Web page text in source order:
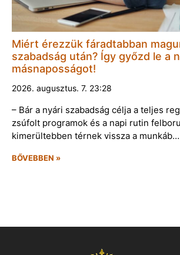
Miért érezzük fáradtabban
szabadság után? Így győzd le a
másnaposságot!
2026. augusztus. 7. 23:28
– Bár a nyári szabadság célja a teljes
zsúfolt programok és a napi rutin
kimerültebben térnek vissza a munkáb…
BŐVEBBEN »